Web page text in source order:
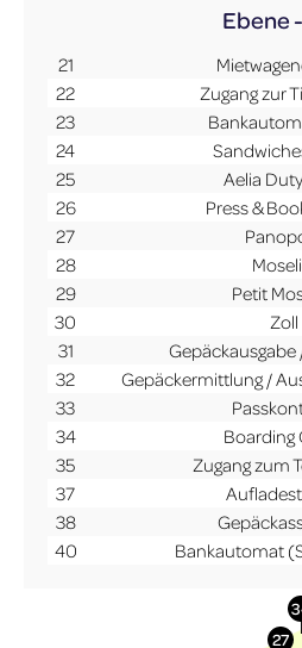
Ebene
21
22
Zugang zur
23
24
25
Aelia
26
Press &
27
28
29
Petit
30
Zoll
31
32
Gepäckermittlung /
33
34
Boarding
35
Zugang zum
37
38
40
Bankautomat